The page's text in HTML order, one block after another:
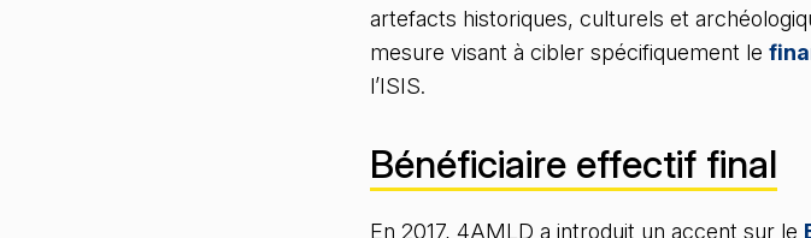
artefacts historiques, culturels et
mesure visant à cibler spécifiquement le
l’ISIS.
Bénéficiaire effectif final
En 2017, 4AMLD a introduit un accent sur le